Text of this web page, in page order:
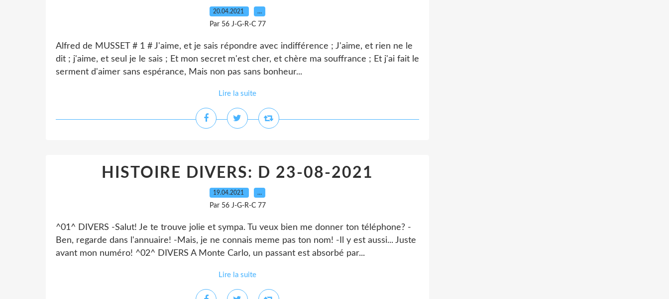
20.04.2021 …
Par 56 J-G-R-C 77
Alfred de MUSSET # 1 # J'aime, et je sais répondre avec indifférence ; J'aime, et rien ne le
dit ; j'aime, et seul je le sais ; Et mon secret m'est cher, et chère ma souffrance ; Et j'ai fait le
serment d'aimer sans espérance, Mais non pas sans bonheur...
Lire la suite
HISTOIRE DIVERS: D 23-08-2021
19.04.2021 …
Par 56 J-G-R-C 77
^01^ DIVERS -Salut! Je te trouve jolie et sympa. Tu veux bien me donner ton téléphone? -
Ben, regarde dans l'annuaire! -Mais, je ne connais meme pas ton nom! -Il y est aussi... Juste
avant mon numéro! ^02^ DIVERS A Monte Carlo, un passant est absorbé par...
Lire la suite